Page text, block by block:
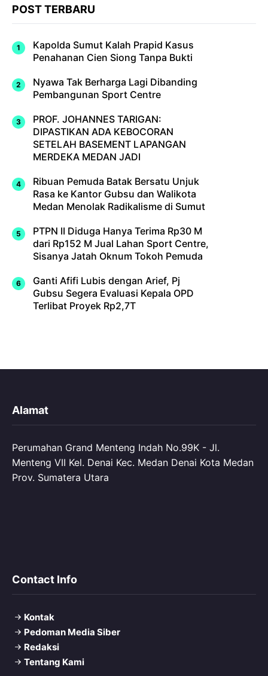
POST TERBARU
Kapolda Sumut Kalah Prapid Kasus
Penahanan Cien Siong Tanpa Bukti
Nyawa Tak Berharga Lagi Dibanding
Pembangunan Sport Centre
PROF. JOHANNES TARIGAN:
DIPASTIKAN ADA KEBOCORAN
SETELAH BASEMENT LAPANGAN
MERDEKA MEDAN JADI
Ribuan Pemuda Batak Bersatu Unjuk
Rasa ke Kantor Gubsu dan Walikota
Medan Menolak Radikalisme di Sumut
PTPN II Diduga Hanya Terima Rp30 M
dari Rp152 M Jual Lahan Sport Centre,
Sisanya Jatah Oknum Tokoh Pemuda
Ganti Afifi Lubis dengan Arief, Pj
Gubsu Segera Evaluasi Kepala OPD
Terlibat Proyek Rp2,7T
Alamat
Perumahan Grand Menteng Indah No.99K - Jl.
Menteng VII Kel. Denai Kec. Medan Denai Kota Medan
Prov. Sumatera Utara
Contact Info
Kontak
Pedoman Media Siber
Redaksi
Tentang Kami